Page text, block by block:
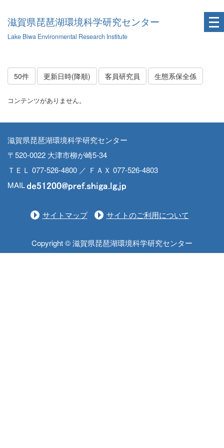
滋賀県琵琶湖環境科学研究センター
Lake Biwa Environmental Research Institute
50件 更新日時(降順) 客員研究員 生態系保全係
コンテンツがありません。
滋賀県琵琶湖環境科学研究センター
〒520-0022 大津市柳が崎5-34
ＴＥＬ 077-526-4800 ／ ＦＡＸ 077-526-4803
MAIL
サイトマップ サイトのご利用について
Copyright © 滋賀県琵琶湖環境科学研究センター